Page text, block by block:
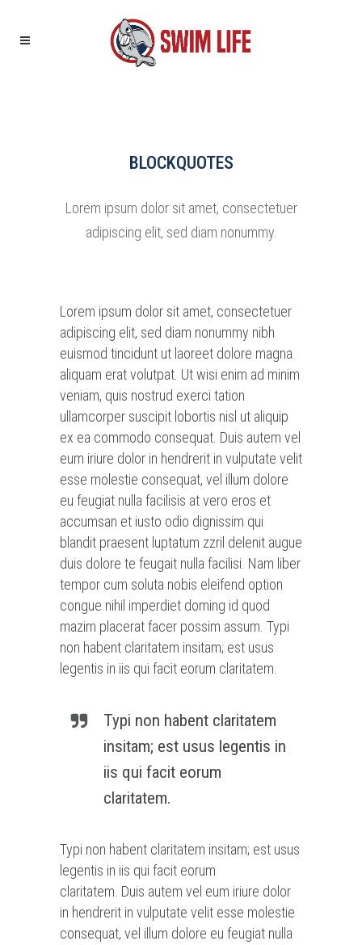
BLOCKQUOTES
Lorem ipsum dolor sit amet, consectetuer
adipiscing elit, sed diam nonummy.
Lorem ipsum dolor sit amet, consectetuer
adipiscing elit, sed diam nonummy nibh
euismod tincidunt ut laoreet dolore magna
aliquam erat volutpat. Ut wisi enim ad minim
veniam, quis nostrud exerci tation
ullamcorper suscipit lobortis nisl ut aliquip
ex ea commodo consequat. Duis autem vel
eum iriure dolor in hendrerit in vulputate velit
esse molestie consequat, vel illum dolore
eu feugiat nulla facilisis at vero eros et
accumsan et iusto odio dignissim qui
blandit praesent luptatum zzril delenit augue
duis dolore te feugait nulla facilisi. Nam liber
tempor cum soluta nobis eleifend option
congue nihil imperdiet doming id quod
mazim placerat facer possim assum. Typi
non habent claritatem insitam; est usus
legentis in iis qui facit eorum claritatem.
Typi non habent claritatem
insitam; est usus legentis in
iis qui facit eorum
claritatem.
Typi non habent claritatem insitam; est usus
legentis in iis qui facit eorum
claritatem. Duis autem vel eum iriure dolor
in hendrerit in vulputate velit esse molestie
consequat, vel illum dolore eu feugiat nulla